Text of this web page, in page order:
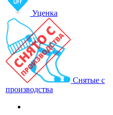
Уценка
Снятые с
производства